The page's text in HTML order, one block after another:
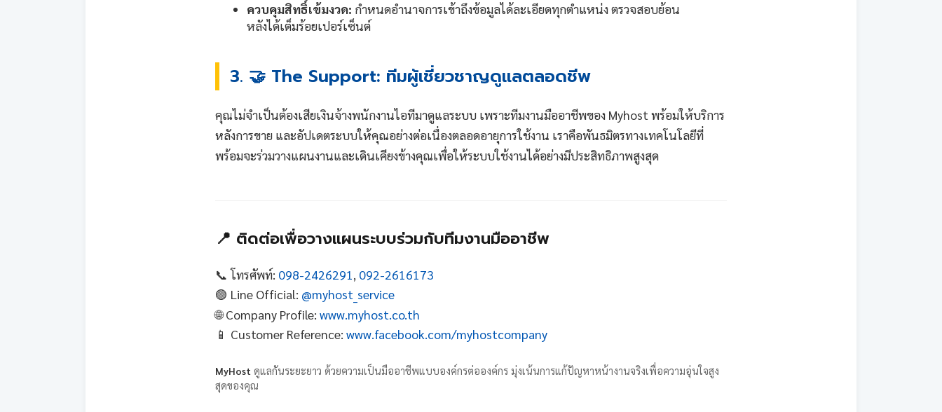
ควบคุมสิทธิ์เข้มงวด: กำหนดอำนาจการเข้าถึงข้อมูลได้ละเอียดทุกตำแหน่ง ตรวจสอบย้อน
หลังได้เต็มร้อยเปอร์เซ็นต์
3. 🤝 The Support: ทีมผู้เชี่ยวชาญดูแลตลอดชีพ
คุณไม่จำเป็นต้องเสียเงินจ้างพนักงานไอทีมาดูแลระบบ เพราะทีมงานมืออาชีพของ Myhost พร้อมให้บริการ
หลังการขาย และอัปเดตระบบให้คุณอย่างต่อเนื่องตลอดอายุการใช้งาน เราคือพันธมิตรทางเทคโนโลยีที่
พร้อมจะร่วมวางแผนงานและเดินเคียงข้างคุณเพื่อให้ระบบใช้งานได้อย่างมีประสิทธิภาพสูงสุด
📍 ติดต่อเพื่อวางแผนระบบร่วมกับทีมงานมืออาชีพ
📞 โทรศัพท์: 098-2426291, 092-2616173
🟢 Line Official: @myhost_service
🌐 Company Profile: www.myhost.co.th
📱 Customer Reference: www.facebook.com/myhostcompany
MyHost ดูแลกันระยะยาว ด้วยความเป็นมืออาชีพแบบองค์กรต่อองค์กร มุ่งเน้นการแก้ปัญหาหน้างานจริงเพื่อความอุ่นใจสูง
สุดของคุณ